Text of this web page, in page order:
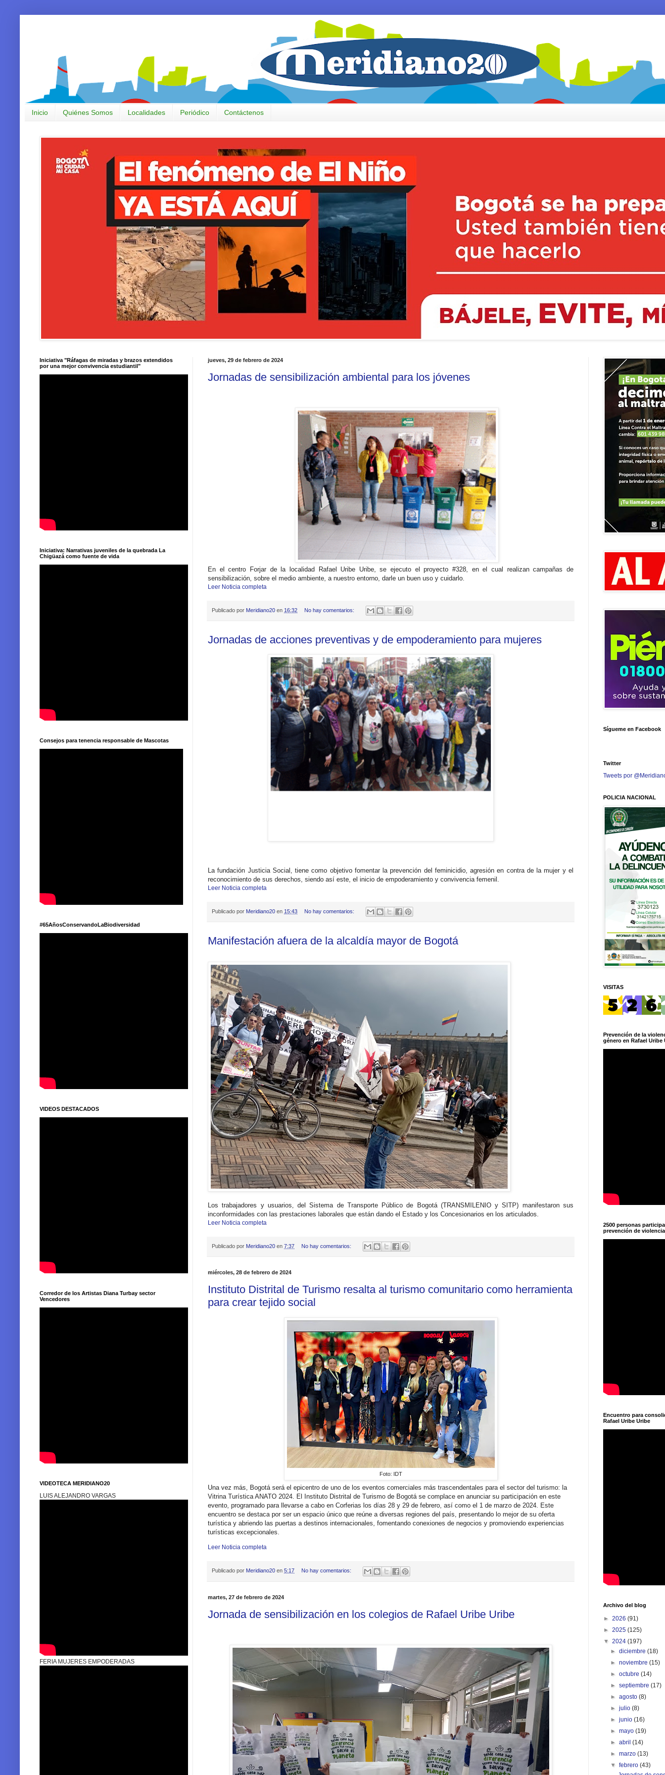
Inicio Quiénes Somos Localidades Periódico Contáctenos
jueves, 29 de febrero de 2024
Jornadas de sensibilización ambiental para los jóvenes
En el centro Forjar de la localidad Rafael Uribe Uribe, se ejecuto el proyecto #328, en el cual realizan campañas de
sensibilización, sobre el medio ambiente, a nuestro entorno, darle un buen uso y cuidarlo.
Leer Noticia completa
Publicado por Meridiano20 en 16:32 No hay comentarios:
Jornadas de acciones preventivas y de empoderamiento para mujeres
La fundación Justicia Social, tiene como objetivo fomentar la prevención del feminicidio, agresión en contra de la mujer y el
reconocimiento de sus derechos, siendo así este, el inicio de empoderamiento y convivencia femenil.
Leer Noticia completa
Publicado por Meridiano20 en 15:43 No hay comentarios:
Manifestación afuera de la alcaldía mayor de Bogotá
Los trabajadores y usuarios, del Sistema de Transporte Público de Bogotá (TRANSMILENIO y SITP) manifestaron sus
inconformidades con las prestaciones laborales que están dando el Estado y los Concesionarios en los articulados.
Leer Noticia completa
Publicado por Meridiano20 en 7:37 No hay comentarios:
miércoles, 28 de febrero de 2024
Instituto Distrital de Turismo resalta al turismo comunitario como herramienta
para crear tejido social
Foto: IDT
Una vez más, Bogotá será el epicentro de uno de los eventos comerciales más trascendentales para el sector del turismo: la
Vitrina Turística ANATO 2024. El Instituto Distrital de Turismo de Bogotá se complace en anunciar su participación en este
evento, programado para llevarse a cabo en Corferias los días 28 y 29 de febrero, así como el 1 de marzo de 2024. Este
encuentro se destaca por ser un espacio único que reúne a diversas regiones del país, presentando lo mejor de su oferta
turística y abriendo las puertas a destinos internacionales, fomentando conexiones de negocios y promoviendo experiencias
turísticas excepcionales.
Leer Noticia completa
Publicado por Meridiano20 en 5:17 No hay comentarios:
martes, 27 de febrero de 2024
Jornada de sensibilización en los colegios de Rafael Uribe Uribe
Iniciativa "Ráfagas de miradas y brazos extendidos
por una mejor convivencia estudiantil"
Iniciativa: Narrativas juveniles de la quebrada La
Chigüazá como fuente de vida
Consejos para tenencia responsable de Mascotas
#65AñosConservandoLaBiodiversidad
VIDEOS DESTACADOS
Corredor de los Artistas Diana Turbay sector
Vencedores
VIDEOTECA MERIDIANO20
LUIS ALEJANDRO VARGAS
FERIA MUJERES EMPODERADAS
Sígueme en Facebook
Twitter
Tweets por
POLICIA NACIONAL
VISITAS
Prevención de la
género en Rafael Uribe
2500 personas
prevención de
Encuentro para
Rafael Uribe Uribe
Archivo del blog
► 2026 (91)
► 2025 (125)
▼ 2024 (197)
►diciembre(18)
►noviembre(15)
►octubre(14)
►septiembre(17)
►agosto(8)
►julio(8)
►junio(16)
►mayo(19)
►abril(14)
►marzo(13)
▼febrero(43)